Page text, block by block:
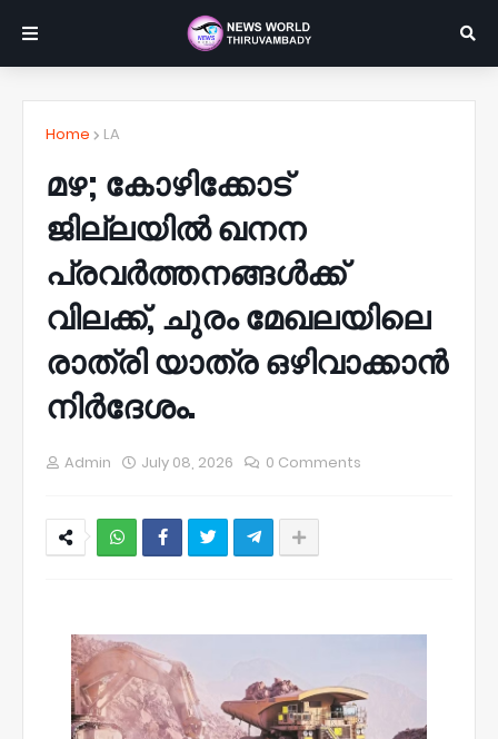
Home LA
മഴ; കോഴിക്കോട്
ജില്ലയിൽ ഖനന
പ്രവർത്തനങ്ങൾക്ക്
വിലക്ക്, ചുരം മേഖലയിലെ
രാത്രി യാത്ര ഒഴിവാക്കാൻ
നിർദേശം.
Admin July 08, 2026 0 Comments